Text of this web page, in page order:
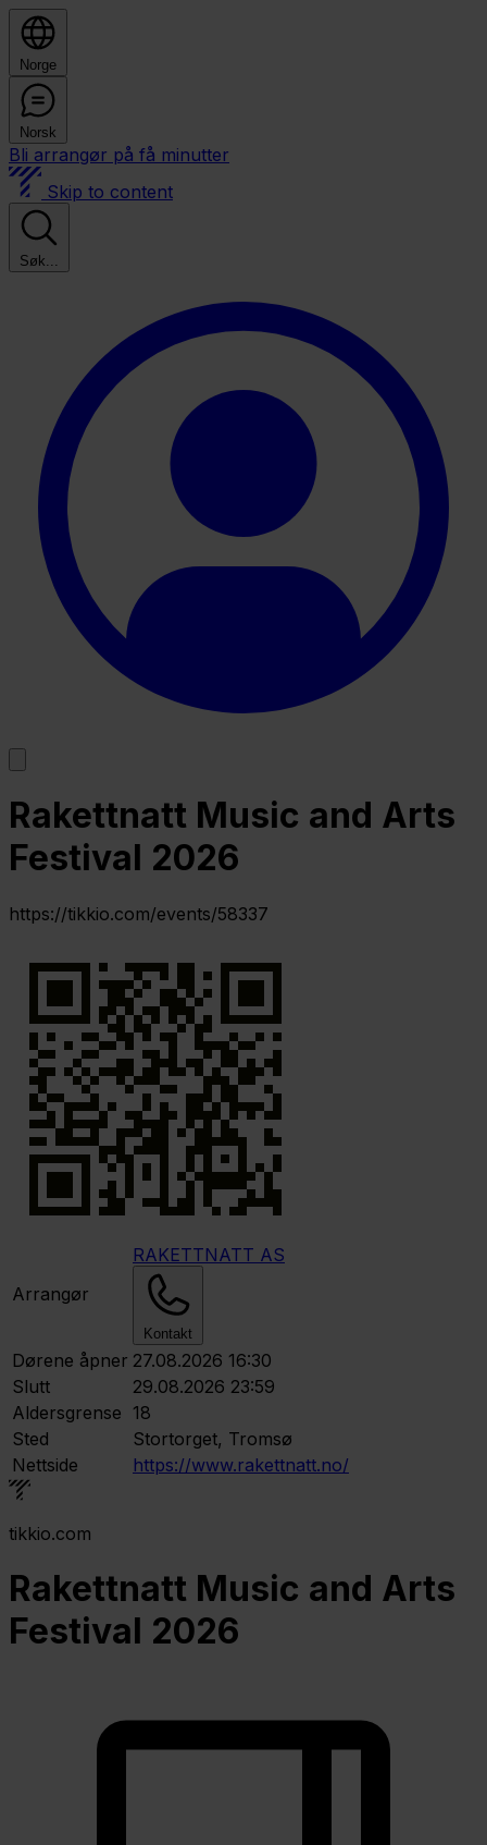
Norge
Norsk
Bli arrangør på få minutter
Skip to content
Søk...
Rakettnatt Music and Arts
Festival 2026
https://tikkio.com/events/58337
Arrangør
RAKETTNATT AS
Kontakt
Dørene åpner 27.08.2026 16:30
Slutt
29.08.2026 23:59
Aldersgrense 18
Sted
Stortorget, Tromsø
Nettside
https://www.rakettnatt.no/
tikkio.com
Rakettnatt Music and Arts
Festival 2026